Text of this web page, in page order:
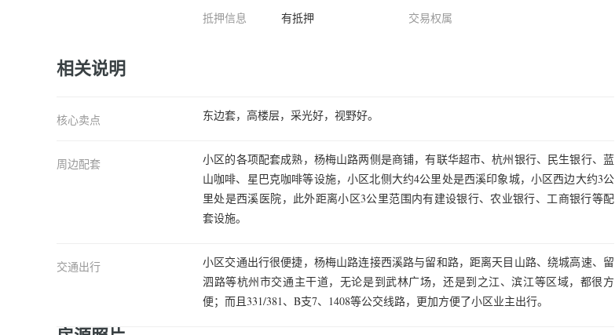
抵押信息
有抵押
交易权属
相关说明
核心卖点 东边套，高楼层，采光好，视野好。
周边配套
小区的各项配套成熟，杨梅山路两侧是商铺，有联华超市、杭州银行、民生银行、蓝
山咖啡、星巴克咖啡等设施，小区北侧大约4公里处是西溪印象城，小区西边大约3公
里处是西溪医院，此外距离小区3公里范围内有建设银行、农业银行、工商银行等配
套设施。
交通出行
小区交通出行很便捷，杨梅山路连接西溪路与留和路，距离天目山路、绕城高速、留
泗路等杭州市交通主干道，无论是到武林广场，还是到之江、滨江等区域，都很方
便；而且331/381、B支7、1408等公交线路，更加方便了小区业主出行。